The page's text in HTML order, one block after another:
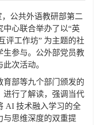
，公共外语教研部第二
中心联合举办了以“英
评工作坊” 为主题的社
生参与。公外部党员教
次活动。
育部等九个部门 颁发的
进行了解读，强调当代
AI 技术融入学习的全
与思维深度的双重提